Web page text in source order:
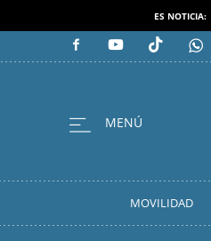
ES NOTICIA:
MOVILIDAD